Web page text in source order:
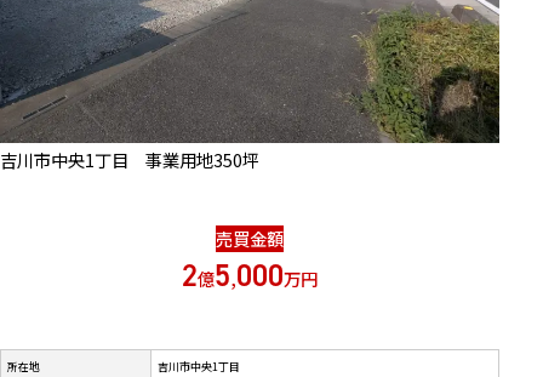
吉川市中央1丁目 事業用地350坪
2億5,000万円
所在地 吉川市中央1丁目